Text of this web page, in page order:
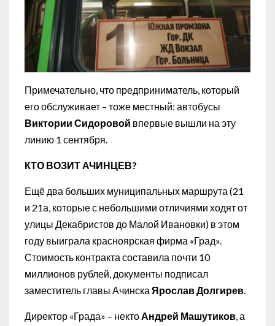
Примечательно, что предприниматель, который
его обслуживает – тоже местный: автобусы
Виктории Сидоровой впервые вышли на эту
линию 1 сентября.
КТО ВОЗИТ АЧИНЦЕВ?
Ещё два больших муниципальных маршрута (21
и 21а, которые с небольшими отличиями ходят от
улицы Декабристов до Малой Ивановки) в этом
году выиграла красноярская фирма «Град».
Стоимость контракта составила почти 10
миллионов рублей, документы подписал
заместитель главы Ачинска Ярослав Долгирев.
Директор «Града» – нектоАндрей Машутиков, а